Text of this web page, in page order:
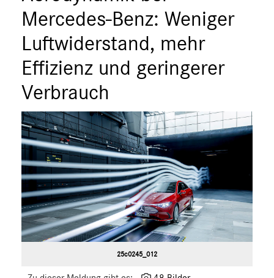
Marken & Produkte
MEDIA
ÜBER UNS
ANSPRECHPARTNER
Mercedes-Benz: Weniger
Luftwiderstand, mehr
Effizienz und geringerer
Verbrauch
25c0245_012